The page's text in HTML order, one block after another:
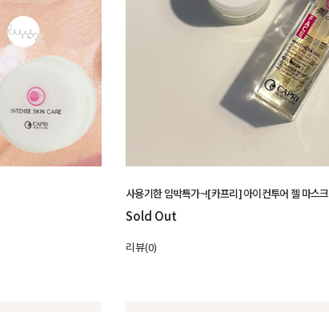
사용기한 임박특가~![카프리] 아이컨투어 젤 마스크
Sold Out
리뷰(0)